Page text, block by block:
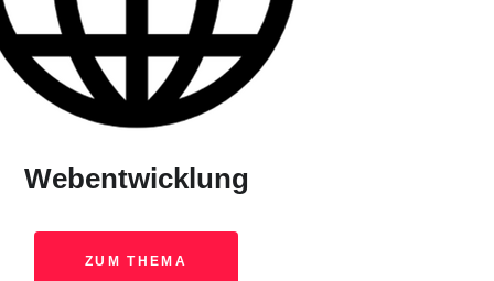
Webentwicklung
ZUM THEMA